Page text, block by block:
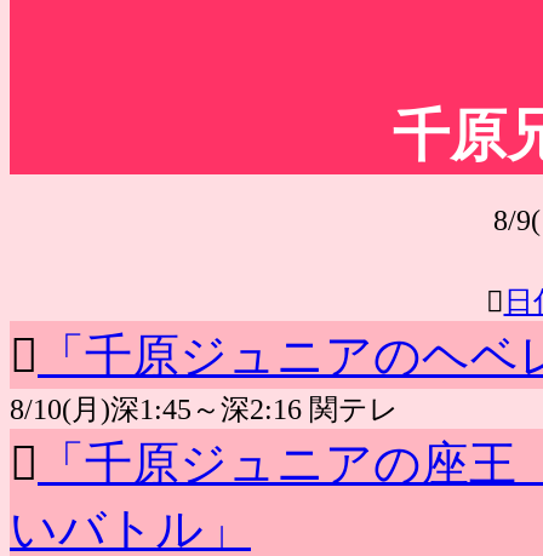
千原
8/9(

 「千原ジュニアのヘベ
8/10(月)深1:45～深2:16 関テレ
 「千原ジュニアの座
いバトル」